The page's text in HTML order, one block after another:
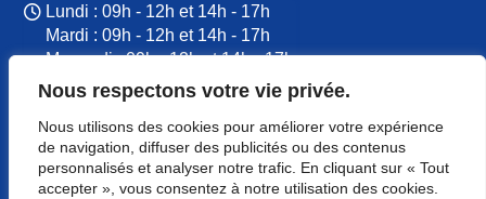
Nous respectons votre vie privée.
Nous utilisons des cookies pour améliorer votre expérience
de navigation, diffuser des publicités ou des contenus
personnalisés et analyser notre trafic. En cliquant sur « Tout
accepter », vous consentez à notre utilisation des cookies.
Lundi : 09h - 12h et 14h - 17h
Mardi : 09h - 12h et 14h - 17h
Mercredi : 09h - 12h et 14h - 17h
Jeudi : 09h - 12h et 14h - 17h
Vendredi : 09h - 12h et 14h - 17h
09 77 60 53 37
CFTC Normandie
8 rue du Colonel Rémy